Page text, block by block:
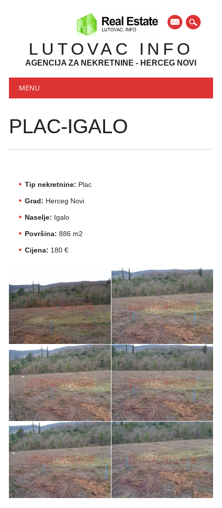
mail
LUTOVAC INFO
AGENCIJA ZA NEKRETNINE - HERCEG NOVI
Main menu
MENU
PLAC-IGALO
Tip nekretnine: Plac
Grad: Herceg Novi
Naselje: Igalo
Površina: 886 m2
Cijena: 180 €